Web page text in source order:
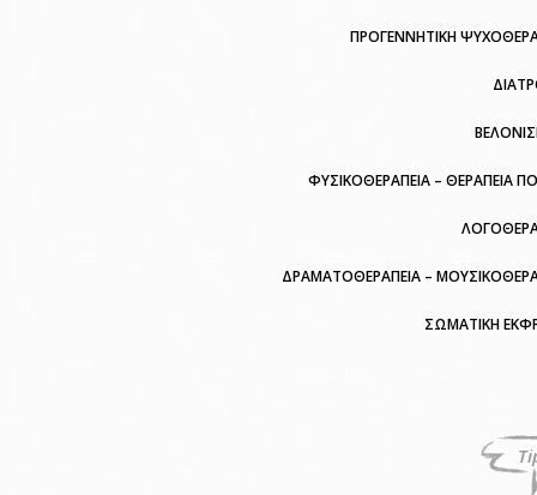
ΠΡΟΓΕΝΝΗΤΙΚΗ
ΦΥΣΙΚΟΘΕΡΑΠΕΙΑ – ΘΕΡΑΠΕΙΑ
ΔΡΑΜΑΤΟΘΕΡΑΠΕΙΑ –
ΣΩΜΑΤΙΚΗ